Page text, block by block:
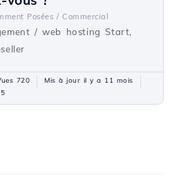
Posées / Commercial
/ web hosting Start,
720
Mis à jour il y a 11 mois